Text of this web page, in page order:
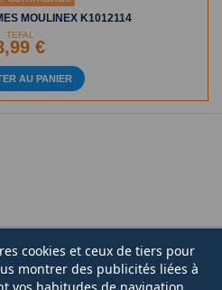
MOULINEX K1012114
TEFAL
€
AU PANIER
cookies et ceux de tiers pour
montrer des publicités liées à